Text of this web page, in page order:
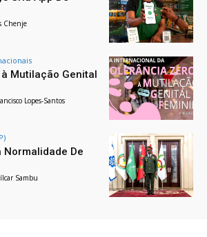
Chenje
Mutilação Genital
Lopes-Santos
Normalidade De
Sambu